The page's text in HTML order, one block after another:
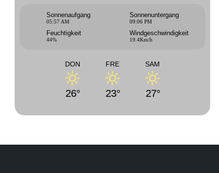
Sonnenaufgang
05:57 AM
Sonnenuntergang
09:06 PM
Feuchtigkeit
44%
Windgeschwindigkeit
19.4Km/h
DON
26°
FRE
23°
SAM
27°